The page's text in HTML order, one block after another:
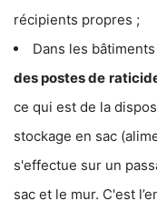
récipients propres ;
Dans les
des postes de
ce qui est de la
stockage en sac
s'effectue sur un
sac et le mur. C'est